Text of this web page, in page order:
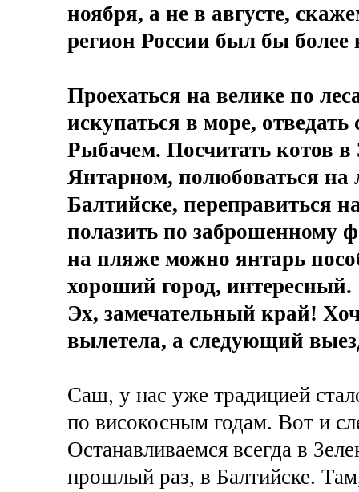
ноября, а не в августе,
регион России был бы
Проехаться на велике по
искупаться в море,
Рыбачем. Посчитать котов в
Янтарном, полюбоваться на
Балтийске, переправиться
полазить по заброшенному
на пляже можно янтарь
хороший город, интересный.
Эх, замечательный край!
вылетела, а следующий
Саш, у нас уже традицией
по високосным годам. Вот и
Останавливаемся всегда в
прошлый раз, в Балтийске.